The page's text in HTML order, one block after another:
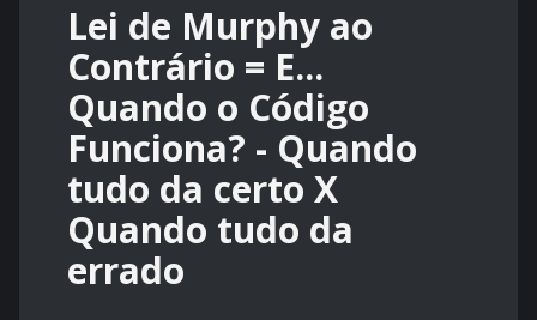
Lei de Murphy ao
Contrário = E...
Quando o Código
Funciona? - Quando
tudo da certo X
Quando tudo da
errado